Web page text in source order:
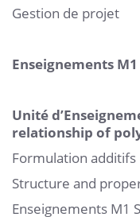
Gestion de projet
Enseignements
Unité
relationship of
Formulation additifs
Structure and
Enseignements M1